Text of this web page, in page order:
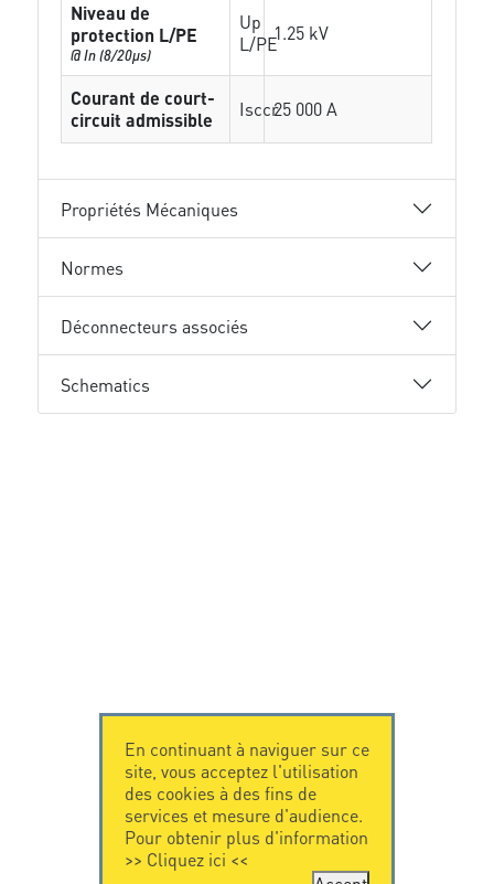
Niveau de
protection L/PE
@ In (8/20µs)
Up
L/PE1.25 kV
Courant de court-
circuit admissible
Isccr25 000 A
Propriétés Mécaniques
Normes
Déconnecteurs associés
Schematics
En continuant à naviguer sur ce
site, vous acceptez l'utilisation
des cookies à des fins de
services et mesure d'audience.
Pour obtenir plus d'information
>> Cliquez ici <<